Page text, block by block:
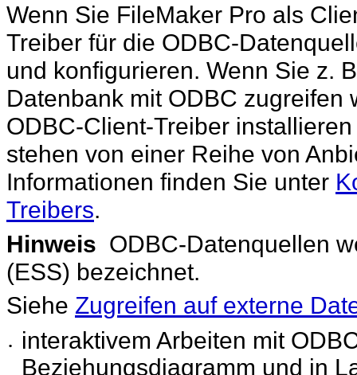
Wenn Sie FileMaker Pro als
Treiber für die ODBC-
und konfigurieren. Wenn Sie z.
Datenbank mit ODBC
ODBC-Client-Treiber
stehen von einer Reihe von
Informationen finden Sie unter
Treibers.
Hinweis ODBC-Datenquellen
(ESS) bezeichnet.
Siehe Zugreifen auf externe
•
interaktivem Arbeiten mit
Beziehungsdiagramm und in